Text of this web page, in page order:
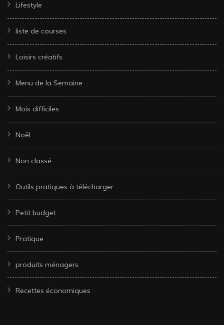
Lifestyle
liste de courses
Loisirs créatifs
Menu de la Semaine
Mois difficiles
Noël
Non classé
Outils pratiques à télécharger
Petit budget
Pratique
produits ménagers
Recettes économiques